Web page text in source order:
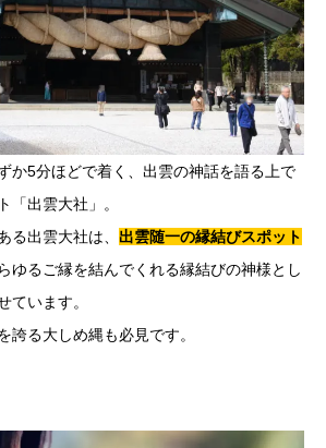
か5分ほどで着く、出雲の神話を語る上で
「出雲大社」。
る出雲大社は、 出雲随一の縁結びスポット
ゆるご縁を結んでくれる縁結びの神様とし
ています。
誇る大しめ縄も必見です。